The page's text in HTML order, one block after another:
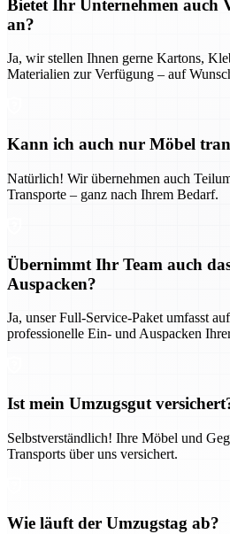
Bietet Ihr Unternehmen auch
an?
Ja, wir stellen Ihnen gerne Kartons,
Materialien zur Verfügung – auf
Kann ich auch nur Möbel
Natürlich! Wir übernehmen auch
Transporte – ganz nach Ihrem Bedarf.
Übernimmt Ihr Team auch
Auspacken?
Ja, unser Full-Service-Paket umfasst
professionelle Ein- und Auspacken
Ist mein Umzugsgut
Selbstverständlich! Ihre Möbel und
Transports über uns versichert.
Wie läuft der Umzugstag ab?